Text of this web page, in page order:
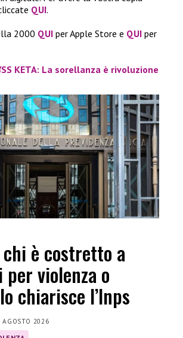
QUI.
2000 QUI per Apple Store e QUI per
KETA: La sorellanza è rivoluzione
è costretto a
violenza o
chiarisce l’Inps
AGOSTO 2026